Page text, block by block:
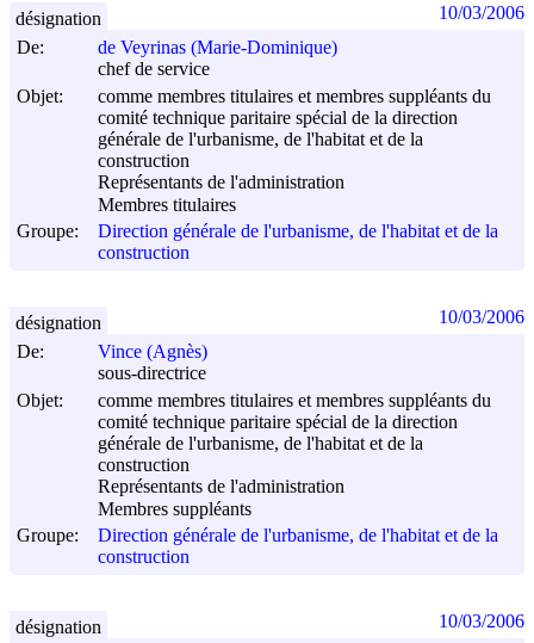
De:
de Veyrinas (Marie-Dominique)
chef de service
Objet:
comme membres titulaires et membres suppléants du
comité technique paritaire spécial de la direction
générale de l'urbanisme, de l'habitat et de la
construction
Représentants de l'administration
Membres titulaires
Groupe:
Direction générale de l'urbanisme, de l'habitat et de la
construction
désignation 10/03/2006
De:
Vince (Agnès)
sous-directrice
Objet:
comme membres titulaires et membres suppléants du
comité technique paritaire spécial de la direction
générale de l'urbanisme, de l'habitat et de la
construction
Représentants de l'administration
Membres suppléants
Groupe:
Direction générale de l'urbanisme, de l'habitat et de la
construction
désignation 10/03/2006
désignation 10/03/2006